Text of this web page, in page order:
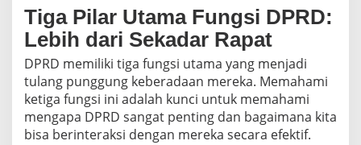
Tiga Pilar Utama Fungsi DPRD:
Lebih dari Sekadar Rapat
DPRD memiliki tiga fungsi utama yang menjadi
tulang punggung keberadaan mereka. Memahami
ketiga fungsi ini adalah kunci untuk memahami
mengapa DPRD sangat penting dan bagaimana kita
bisa berinteraksi dengan mereka secara efektif.